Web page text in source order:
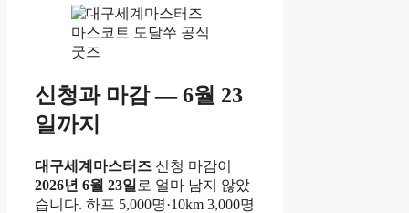
신청과 마감 — 6월 23
일까지
대구세계마스터즈 신청 마감이
2026년 6월 23일 로 얼마 남지 않았
습니다. 하프 5,000명·10km 3,000명